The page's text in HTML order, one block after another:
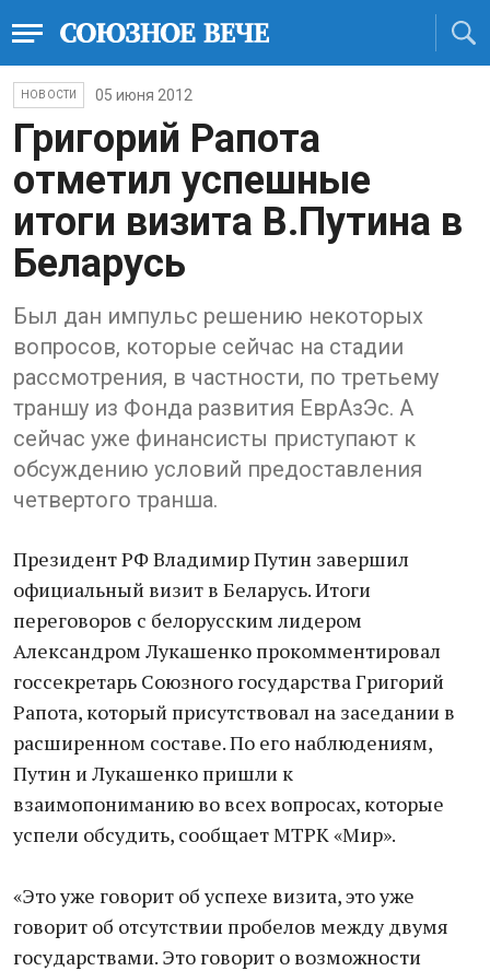
НОВОСТИ 05 июня 2012
Григорий Рапота
отметил успешные
итоги визита В.Путина в
Беларусь
Был дан импульс решению некоторых
вопросов, которые сейчас на стадии
рассмотрения, в частности, по третьему
траншу из Фонда развития ЕврАзЭс. А
сейчас уже финансисты приступают к
обсуждению условий предоставления
четвертого транша.
Президент РФ Владимир Путин завершил
официальный визит в Беларусь. Итоги
переговоров с белорусским лидером
Александром Лукашенко прокомментировал
госсекретарь Союзного государства Григорий
Рапота, который присутствовал на заседании в
расширенном составе. По его наблюдениям,
Путин и Лукашенко пришли к
взаимопониманию во всех вопросах, которые
успели обсудить, сообщает МТРК «Мир».
«Это уже говорит об успехе визита, это уже
говорит об отсутствии пробелов между двумя
государствами. Это говорит о возможности